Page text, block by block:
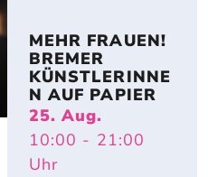
MEHR FRAUEN!
BREMER
KÜNSTLERINNE
N AUF PAPIER
25. Aug.
10:00 - 21:00
Uhr